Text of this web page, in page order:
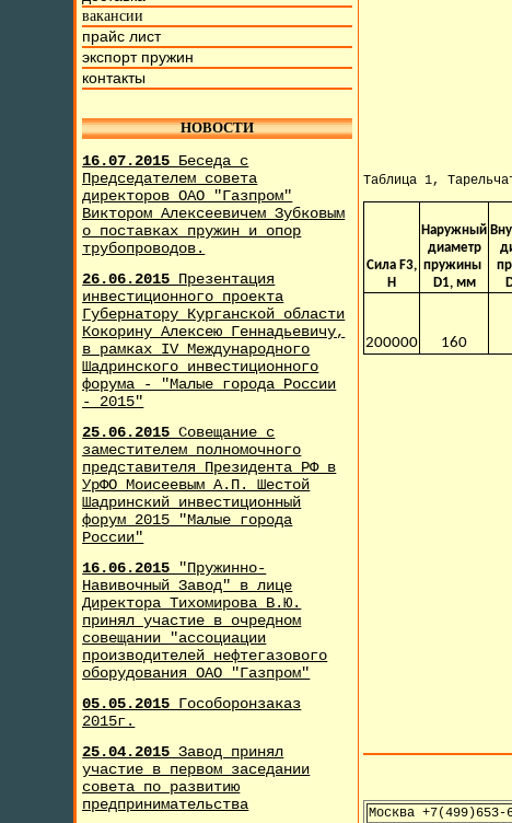
вакансии
прайс лист
экспорт пружин
контакты
НОВОСТИ
16.07.2015 Беседа с
Председателем совета
директоров ОАО "Газпром"
Виктором Алексеевичем Зубковым
о поставках пружин и опор
трубопроводов.
26.06.2015 Презентация
инвестиционного проекта
Губернатору Курганской области
Кокорину Алексею Геннадьевичу,
в рамках IV Международного
Шадринского инвестиционного
форума - "Малые города России
- 2015"
25.06.2015Совещание с
заместителем полномочного
представителя Президента РФ в
УрФО Моисеевым А.П. Шестой
Шадринский инвестиционный
форум 2015 "Малые города
России"
16.06.2015
"Пружинно-
Навивочный Завод" в лице
Директора Тихомирова В.Ю.
принял участие в очредном
совещании "ассоциации
производителей нефтегазового
оборудования ОАО "Газпром"
05.05.2015 Гособоронзаказ
2015г.
25.04.2015 Завод принял
участие в первом заседании
совета по развитию
предпринимательства
Таблица 1,
Сила F3,
H
Наружный
диаметр
пружины
D1, мм
200000 160
Москва +7(499)653-